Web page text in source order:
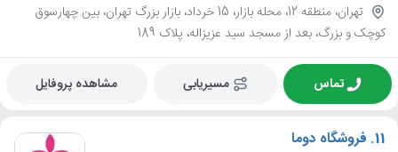
تهران، منطقه 12، محله بازار، 15 خرداد، بازار بزرگ تهران، بین چهارسوق
کوچک و بزرگ، بعد از مسجد سید عزیزاله، پلاک 189
تماس مسیریابی مشاهده پروفایل
11. فروشگاه دوما